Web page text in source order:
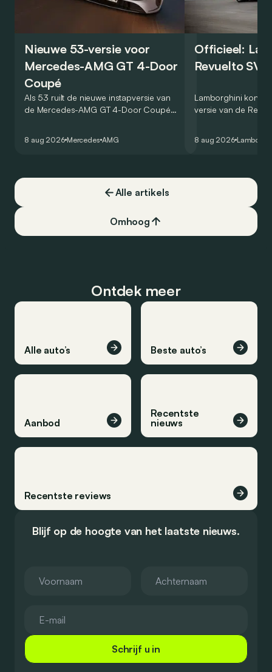
Nieuwe 53-versie voor
Mercedes-AMG GT 4-Door
Coupé
Als 53 ruilt de nieuwe instapversie van
de Mercedes-AMG GT 4-Door Coupé
8 aug 2026 Mercedes AMG
Officieel:
Revuelto SV
Lamborghini
versie van de
een record voor
8 aug 2026
Alle artikels
Omhoog
Ontdek meer
Alle auto’s Beste auto’s
Aanbod
Recentste
nieuws
Recentste reviews
Blijf op de hoogte van het laatste nieuws.
Schrijf u in